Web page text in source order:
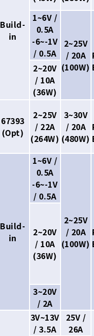
Build-
in
1~6V /
0.5A
-6~-1V
/ 0.5A
2~25V
/ 20A
(100W)
2~20V
/ 10A
(36W)
67393
(Opt)
2~25V
/ 22A
(264W)
3~30V
/ 20A
(480W)
Build-
in
1~6V /
0.5A
-6~-1V
/ 0.5A
2~25V
/ 20A
(100W)
2~20V
/ 10A
(36W)
3~20V
/ 2A
3V~13V
/ 3.5A
25V /
26A